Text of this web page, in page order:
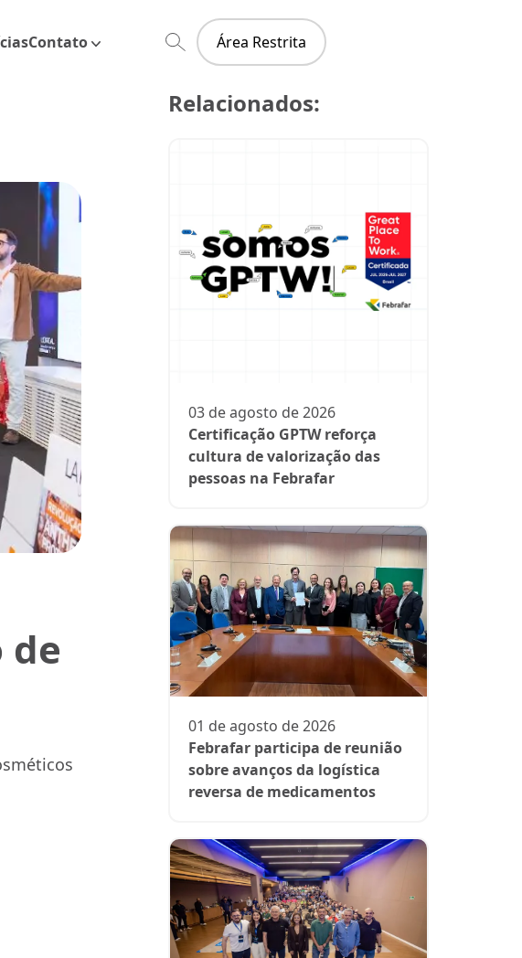
Contato Área Restrita
de
Relacionados:
03 de agosto de 2026
Certificação GPTW reforça
cultura de valorização das
pessoas na Febrafar
01 de agosto de 2026
Febrafar participa de reunião
sobre avanços da logística
reversa de medicamentos